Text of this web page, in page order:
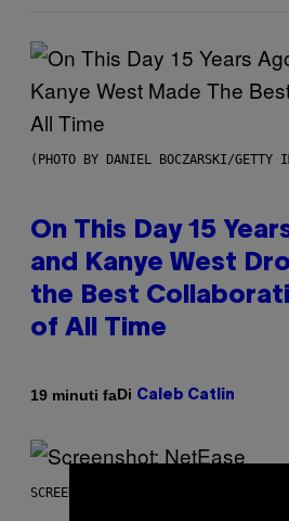
(PHOTO BY DANIEL BOCZARSKI/GETTY
On This Day 15
and Kanye West
the Best
of All Time
19 minuti faDi Caleb Catlin
SCREENSHOT: NETEASE